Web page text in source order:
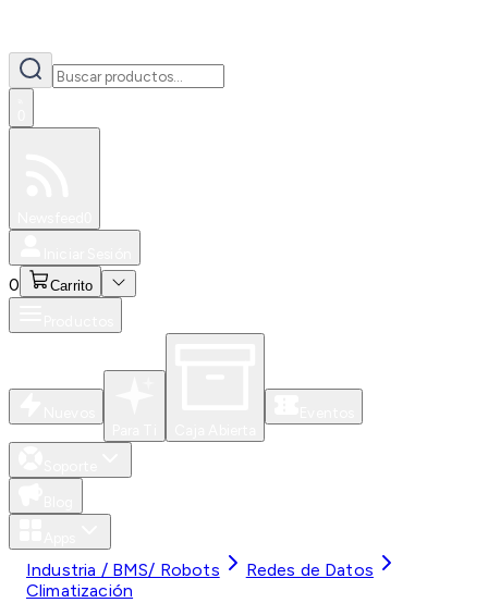
0 Carrito
Industria / BMS/ Robots
Redes de Datos
Climatización